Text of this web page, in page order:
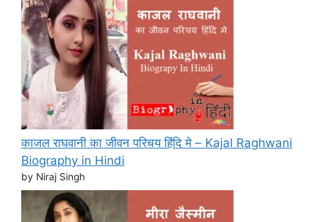
काजल राघवानी का जीवन परिचय हिंदि मे – Kajal Raghwani
Biography in Hindi
by Niraj Singh